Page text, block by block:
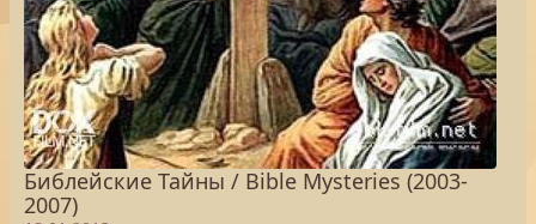
Библейские Тайны / Bible Mysteries (2003-
2007)